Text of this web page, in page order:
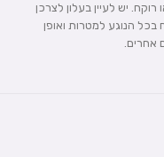
יש לעיין בעלון לצרכן
הנוגע למטרות ואופן